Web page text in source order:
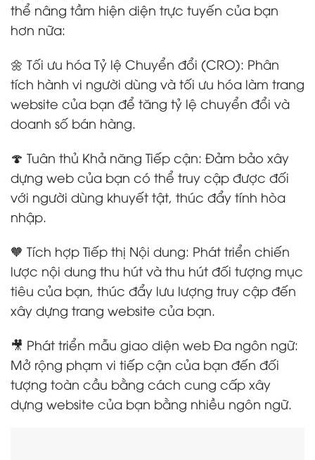
thể nâng tầm hiện diện trực tuyến của bạn
hơn nữa:
🌼 Tối ưu hóa Tỷ lệ Chuyển đổi (CRO): Phân
tích hành vi người dùng và tối ưu hóa làm trang
website của bạn để tăng tỷ lệ chuyển đổi và
doanh số bán hàng.
🍄 Tuân thủ Khả năng Tiếp cận: Đảm bảo xây
dựng web của bạn có thể truy cập được đối
với người dùng khuyết tật, thúc đẩy tính hòa
nhập.
🧡 Tích hợp Tiếp thị Nội dung: Phát triển chiến
lược nội dung thu hút và thu hút đối tượng mục
tiêu của bạn, thúc đẩy lưu lượng truy cập đến
xây dựng trang website của bạn.
🎥 Phát triển mẫu giao diện web Đa ngôn ngữ:
Mở rộng phạm vi tiếp cận của bạn đến đối
tượng toàn cầu bằng cách cung cấp xây
dựng website của bạn bằng nhiều ngôn ngữ.